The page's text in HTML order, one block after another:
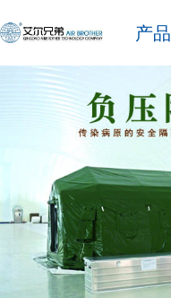
产品